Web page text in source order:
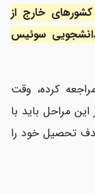
کشورهای خارج از
سوئیس
کرده، وقت
مراحل باید با
تحصیل خود را